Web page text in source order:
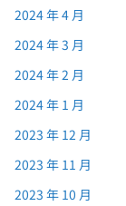
2024 年 4 月
2024 年 3 月
2024 年 2 月
2024 年 1 月
2023 年 12 月
2023 年 11 月
2023 年 10 月